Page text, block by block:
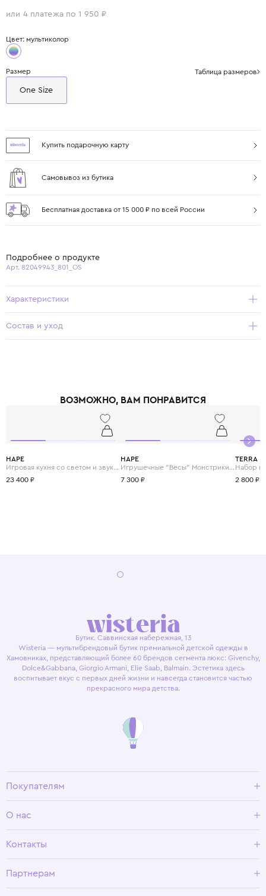
или 4 платежа по 1 950 ₽
Цвет: мультиколор
Размер Таблица размеров
One Size
Купить подарочную карту
Самовывоз из бутика
Бесплатная доставка от 15 000 ₽ по всей России
Подробнее о продукте
Арт. 82049943_801_OS
Характеристики
Состав и уход
ВОЗМОЖНО, ВАМ ПОНРАВИТСЯ
HAPE
Игровая кухня со светом и звуком "Готовим вместе"
23 400 ₽
HAPE
Игрушечные "Весы" Монстрики с брошюрой примеров на сложение и состав числа
7 300 ₽
TERRA
2 800 ₽
Бутик. Саввинская набережная, 13
Wisteria — мультибрендовый бутик премиальной детской одежды в
Хамовниках, представляющий более 60 брендов сегмента люкс: Givenchy,
Dolce&Gabbana, Giorgio Armani, Elie Saab, Balmain. Эстетика здесь
воспитывает вкус с первых дней жизни и навсегда становится частью
прекрасного мира детства.
Покупателям
Условия возврата
О нас
Программа лояльности
Контакты
Партнерам